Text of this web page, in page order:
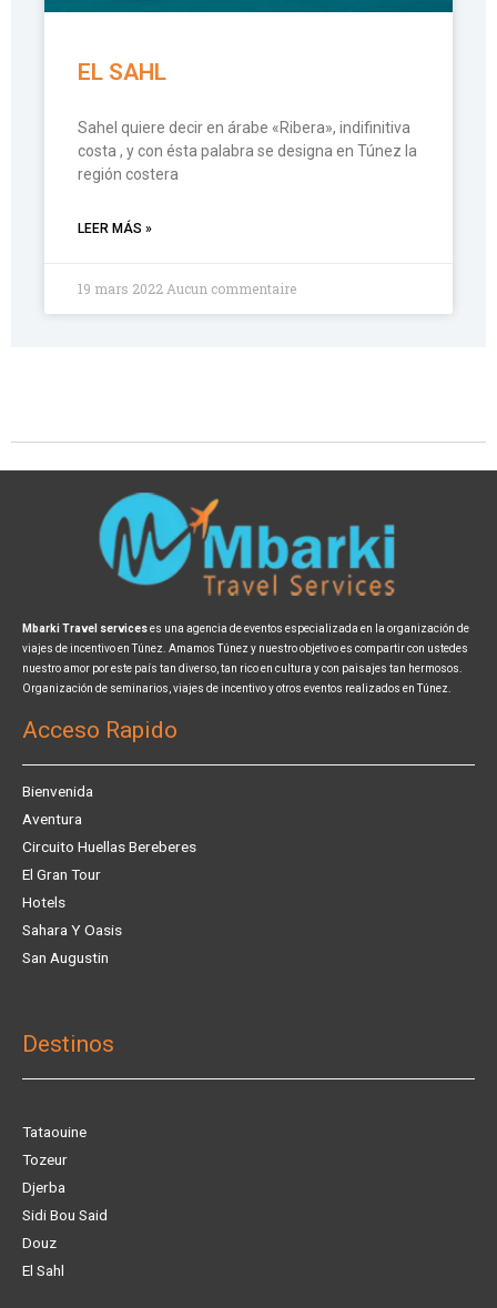
EL SAHL
Sahel quiere decir en árabe «Ribera», indifinitiva
costa , y con ésta palabra se designa en Túnez la
región costera
LEER MÁS »
19 mars 2022 Aucun commentaire
Mbarki Travel serviceses una agencia de eventos especializada en la organización de
viajes de incentivo en Túnez. Amamos Túnez y nuestro objetivo es compartir con ustedes
nuestro amor por este país tan diverso, tan rico en cultura y con paisajes tan hermosos.
Organización de seminarios, viajes de incentivo y otros eventos realizados en Túnez.
Acceso Rapido
Bienvenida
Aventura
Circuito Huellas Bereberes
El Gran Tour
Hotels
Sahara Y Oasis
San Augustin
Destinos
Tataouine
Tozeur
Djerba
Sidi Bou Said
Douz
El Sahl